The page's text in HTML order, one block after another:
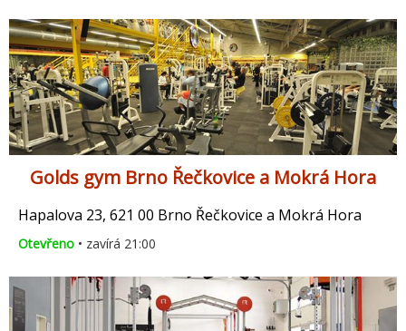
Golds gym Brno Řečkovice a Mokrá Hora
Hapalova 23, 621 00 Brno Řečkovice a Mokrá Hora
Otevřeno • zavírá 21:00